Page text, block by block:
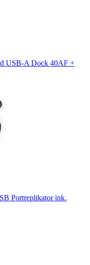
USB-A Dock 40AF +
Portreplikator ink.